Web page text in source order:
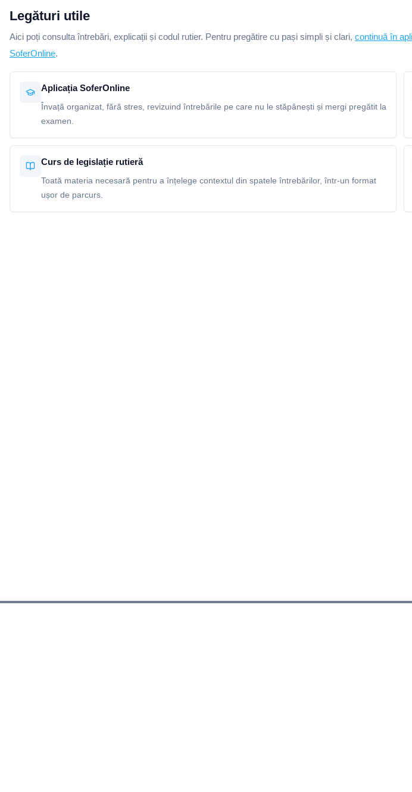
Legături utile
Aici poți consulta întrebări, explicații și codul rutier. Pentru pregătire cu pași simpli și clari, continuă în
SoferOnline.
Aplicația SoferOnline
Învață organizat, fără stres, revizuind întrebările pe care nu le stăpânești și mergi pregătit la
examen.
Curs de legislație rutieră
Toată materia necesară pentru a înțelege contextul din spatele întrebărilor, într-un format
ușor de parcurs.